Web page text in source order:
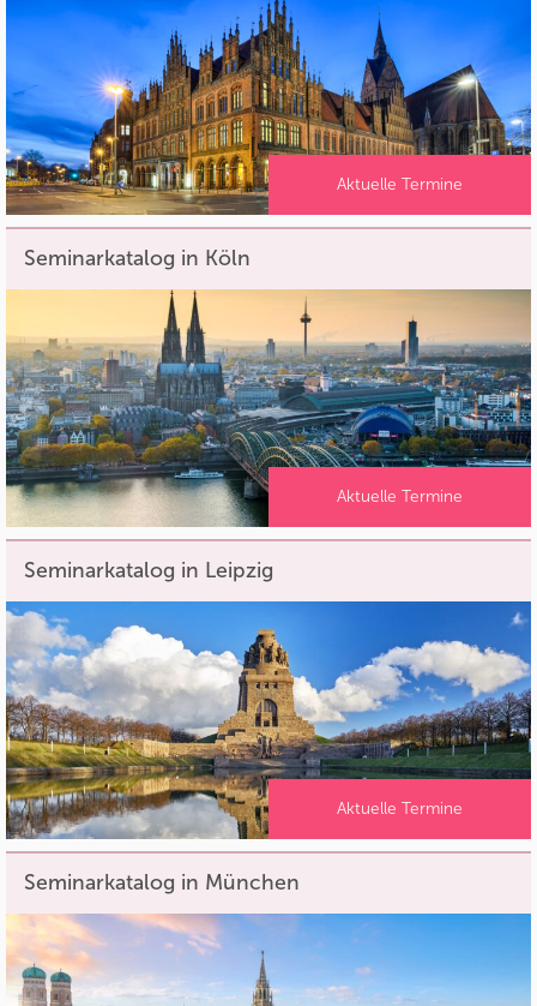
Aktuelle Termine
Seminarkatalog in Köln
Aktuelle Termine
Seminarkatalog in Leipzig
Aktuelle Termine
Seminarkatalog in München